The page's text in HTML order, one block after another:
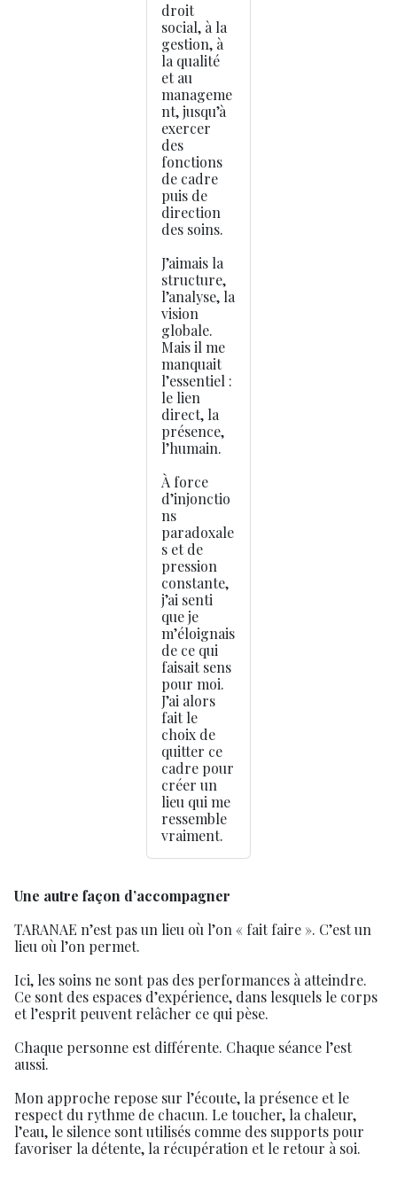
droit
social, à la
gestion, à
la qualité
et au
manageme
nt, jusqu’à
exercer
des
fonctions
de cadre
puis de
direction
des soins.
J’aimais la
structure,
l’analyse, la
vision
globale.
Mais il me
manquait
l’essentiel :
le lien
direct, la
présence,
l’humain.
À force
d’injonctio
ns
paradoxale
s et de
pression
constante,
j’ai senti
que je
m’éloignais
de ce qui
faisait sens
pour moi.
J’ai alors
fait le
choix de
quitter ce
cadre pour
créer un
lieu qui me
ressemble
vraiment.
Une autre façon d’accompagner
TARANAE n’est pas un lieu où l’on « fait faire ». C’est un
lieu où l’on permet.
Ici, les soins ne sont pas des performances à atteindre.
Ce sont des espaces d’expérience, dans lesquels le corps
et l’esprit peuvent relâcher ce qui pèse.
Chaque personne est différente. Chaque séance l’est
aussi.
Mon approche repose sur l’écoute, la présence et le
respect du rythme de chacun. Le toucher, la chaleur,
l’eau, le silence sont utilisés comme des supports pour
favoriser la détente, la récupération et le retour à soi.